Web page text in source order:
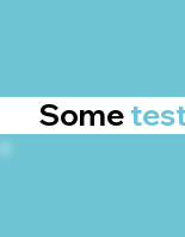
Some